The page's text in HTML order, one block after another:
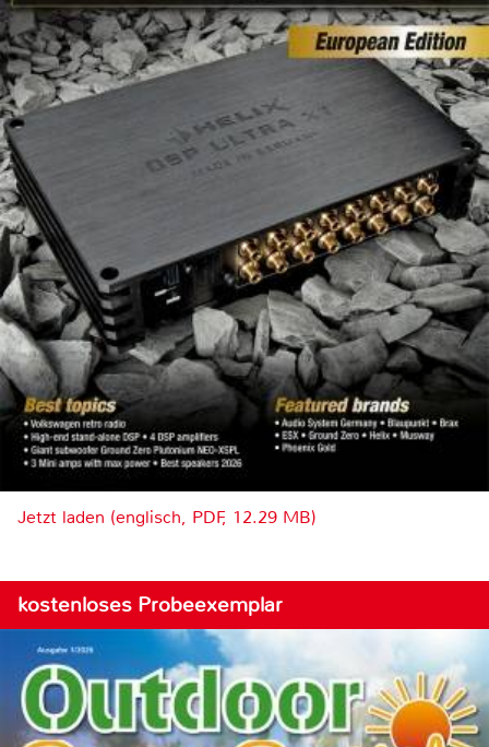
Jetzt laden (englisch, PDF, 12.29 MB)
kostenloses Probeexemplar